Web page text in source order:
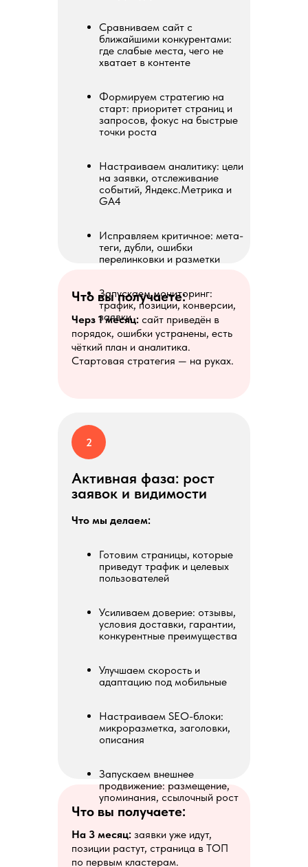
На 3 месяц: заявки уже идут,
позиции растут, страница в ТОП
по первым кластерам.
Что вы получаете:
Что мы делаем:
Готовим страницы, которые
приведут трафик и целевых
пользователей
Усиливаем доверие: отзывы,
условия доставки, гарантии,
конкурентные преимущества
Улучшаем скорость и
адаптацию под мобильные
Настраиваем SEO-блоки:
микроразметка, заголовки,
описания
Запускаем внешнее
продвижение: размещение,
упоминания, ссылочный рост
Активная фаза: рост
заявок и видимости
2
Черз 1 месяц: сайт приведён в
порядок, ошибки устранены, есть
чёткий план и аналитика.
Стартовая стратегия — на руках.
Что вы получаете:
Сравниваем сайт с
ближайшими конкурентами:
где слабые места, чего не
хватает в контенте
Формируем стратегию на
старт: приоритет страниц и
запросов, фокус на быстрые
точки роста
Настраиваем аналитику: цели
на заявки, отслеживание
событий, Яндекс.Метрика и
GA4
Исправляем критичное: мета-
теги, дубли, ошибки
перелинковки и разметки
Запускаем мониторинг:
трафик, позиции, конверсии,
заявки